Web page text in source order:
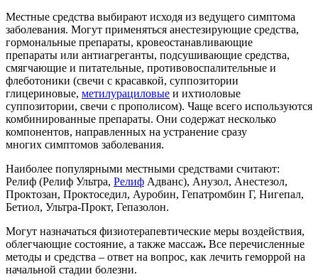
Местные средства выбирают исходя из ведущего симптома
заболевания. Могут применяться анестезирующие средства,
гормональные препараты, кровеостанавливающие
препараты или антиагреганты, подсушивающие средства,
смягчающие и питательные, противовоспалительные и
флеботоники (свечи с красавкой, суппозитории
глицериновые, метилурациловые и ихтиоловые
суппозитории, свечи с прополисом). Чаще всего используются
комбинированные препараты. Они содержат несколько
компонентов, направленных на устранение сразу
многих симптомов заболевания.
Наиболее популярными местными средствами считают:
Релиф (Релиф Ультра, Релиф Адванс), Анузол, Анестезол,
Проктозан, Проктоседил, Ауробин, Гепатромбин Г, Нигепал,
Бетиол, Ультра-Прокт, Гепазолон.
Могут назначаться физиотерапевтические меры воздействия,
облегчающие состояние, а также массаж. Все перечисленные
методы и средства – ответ на вопрос, как лечить геморрой на
начальной стадии болезни.